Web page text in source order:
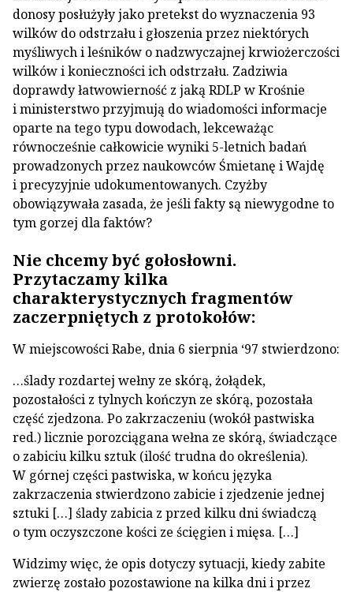
donosy posłużyły jako pretekst do wyznaczenia 93
wilków do odstrzału i głoszenia przez niektórych
myśliwych i leśników o nadzwyczajnej krwiożerczości
wilków i konieczności ich odstrzału. Zadziwia
doprawdy łatwowierność z jaką RDLP w Krośnie
i ministerstwo przyjmują do wiadomości informacje
oparte na tego typu dowodach, lekceważąc
równocześnie całkowicie wyniki 5-letnich badań
prowadzonych przez naukowców Śmietanę i Wajdę
i precyzyjnie udokumentowanych. Czyżby
obowiązywała zasada, że jeśli fakty są niewygodne to
tym gorzej dla faktów?
Nie chcemy być gołosłowni.
Przytaczamy kilka
charakterystycznych fragmentów
zaczerpniętych z protokołów:
W miejscowości Rabe, dnia 6 sierpnia ‘97 stwierdzono:
…ślady rozdartej wełny ze skórą, żołądek,
pozostałości z tylnych kończyn ze skórą, pozostała
część zjedzona. Po zakrzaczeniu (wokół pastwiska
red.) licznie porozciągana wełna ze skórą, świadczące
o zabiciu kilku sztuk (ilość trudna do określenia).
W górnej części pastwiska, w końcu języka
zakrzaczenia stwierdzono zabicie i zjedzenie jednej
sztuki […] ślady zabicia z przed kilku dni świadczą
o tym oczyszczone kości ze ścięgien i mięsa. […]
Widzimy więc, że opis dotyczy sytuacji, kiedy zabite
zwierzę zostało pozostawione na kilka dni i przez